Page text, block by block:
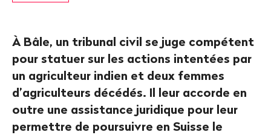
À Bâle, un tribunal civil se juge compétent
pour statuer sur les actions intentées par
un agriculteur indien et deux femmes
d’agriculteurs décédés. Il leur accorde en
outre une assistance juridique pour leur
permettre de poursuivre en Suisse le